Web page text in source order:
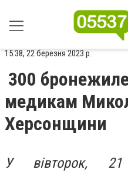
15:38, 22 березня 2023 р.
300
медикам
Херсонщини
У вівторок,